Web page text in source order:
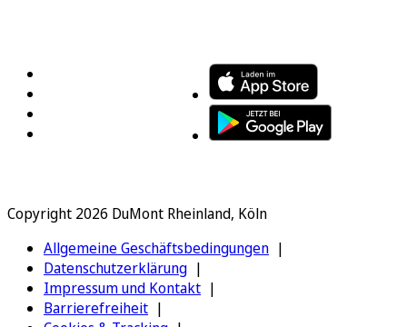
Copyright 2026 DuMont Rheinland, Köln
Allgemeine Geschäftsbedingungen
Datenschutzerklärung
Impressum und Kontakt
Barrierefreiheit